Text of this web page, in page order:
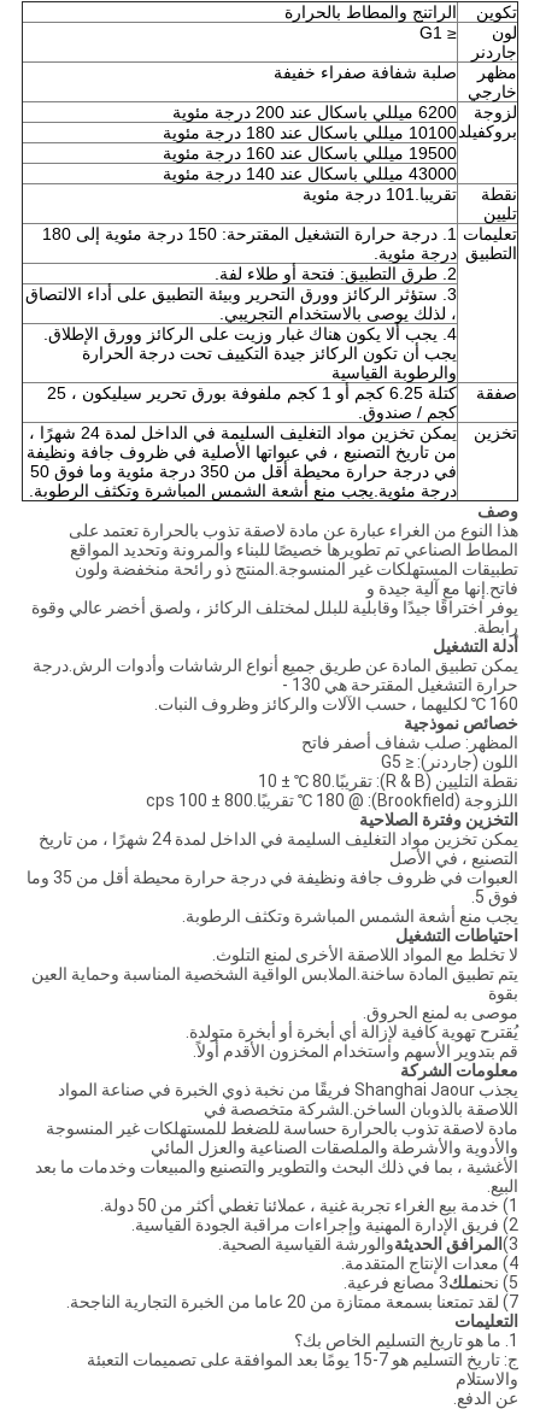
تكوين
الراتنج والمطاط بالحرارة
لون
جاردنر
≤ G1
مظهر
خارجي
صلبة شفافة صفراء خفيفة
لزوجة
بروكفيلد
6200 ميللي باسكال عند 200 درجة مئوية
10100 ميللي باسكال عند 180 درجة مئوية
19500 ميللي باسكال عند 160 درجة مئوية
43000 ميللي باسكال عند 140 درجة مئوية
نقطة
تليين
تقريبا.101 درجة مئوية
تعليمات
التطبيق
1. درجة حرارة التشغيل المقترحة: 150 درجة مئوية إلى 180
درجة مئوية.
2. طرق التطبيق: فتحة أو طلاء لفة.
3. ستؤثر الركائز وورق التحرير وبيئة التطبيق على أداء الالتصاق
، لذلك يوصى بالاستخدام التجريبي.
4. يجب ألا يكون هناك غبار وزيت على الركائز وورق الإطلاق.
يجب أن تكون الركائز جيدة التكييف تحت درجة الحرارة
والرطوبة القياسية
صفقة
كتلة 6.25 كجم أو 1 كجم ملفوفة بورق تحرير سيليكون ، 25
كجم / صندوق.
تخزين
يمكن تخزين مواد التغليف السليمة في الداخل لمدة 24 شهرًا ،
من تاريخ التصنيع ، في عبواتها الأصلية في ظروف جافة ونظيفة
في درجة حرارة محيطة أقل من 350 درجة مئوية وما فوق 50
درجة مئوية.يجب منع أشعة الشمس المباشرة وتكثف الرطوبة.
وصف
هذا النوع من الغراء عبارة عن مادة لاصقة تذوب بالحرارة تعتمد على
المطاط الصناعي تم تطويرها خصيصًا للبناء والمرونة وتحديد المواقع
تطبيقات المستهلكات غير المنسوجة.المنتج ذو رائحة منخفضة ولون
فاتح.إنها مع آلية جيدة و
يوفر اختراقًا جيدًا وقابلية للبلل لمختلف الركائز ، ولصق أخضر عالي وقوة
رابطة.
أدلة التشغيل
يمكن تطبيق المادة عن طريق جميع أنواع الرشاشات وأدوات الرش.درجة
حرارة التشغيل المقترحة هي 130 -
160 ℃ لكليهما ، حسب الآلات والركائز وظروف النبات.
خصائص نموذجية
المظهر: صلب شفاف أصفر فاتح
اللون (جاردنر): ≤ G5
نقطة التليين (R & B): تقريبًا.80 ℃ ± 10
اللزوجة (Brookfield): @ 180 ℃ تقريبًا.800 ± 100 cps
التخزين وفترة الصلاحية
يمكن تخزين مواد التغليف السليمة في الداخل لمدة 24 شهرًا ، من تاريخ
التصنيع ، في الأصل
العبوات في ظروف جافة ونظيفة في درجة حرارة محيطة أقل من 35 وما
فوق 5.
يجب منع أشعة الشمس المباشرة وتكثف الرطوبة.
احتياطات التشغيل
لا تخلط مع المواد اللاصقة الأخرى لمنع التلوث.
يتم تطبيق المادة ساخنة.الملابس الواقية الشخصية المناسبة وحماية العين
بقوة
موصى به لمنع الحروق.
يُقترح تهوية كافية لإزالة أي أبخرة أو أبخرة متولدة.
قم بتدوير الأسهم واستخدام المخزون الأقدم أولاً.
معلومات الشركة
يجذب Shanghai Jaour فريقًا من نخبة ذوي الخبرة في صناعة المواد
اللاصقة بالذوبان الساخن.الشركة متخصصة في
مادة لاصقة تذوب بالحرارة حساسة للضغط للمستهلكات غير المنسوجة
والأدوية والأشرطة والملصقات الصناعية والعزل المائي
الأغشية ، بما في ذلك البحث والتطوير والتصنيع والمبيعات وخدمات ما بعد
البيع.
1) خدمة بيع الغراء تجربة غنية ، عملائنا تغطي أكثر من 50 دولة.
2) فريق الإدارة المهنية وإجراءات مراقبة الجودة القياسية.
3) المرافق الحديثةوالورشة القياسية الصحية.
4) معدات الإنتاج المتقدمة.
5) نحن
ملك3 مصانع فرعية.
7) لقد تمتعنا بسمعة ممتازة من 20 عاما من الخبرة التجارية الناجحة.
التعليمات
1. ما هو تاريخ التسليم الخاص بك؟
ج: تاريخ التسليم هو 7-15 يومًا بعد الموافقة على تصميمات التعبئة
والاستلام
عن الدفع.